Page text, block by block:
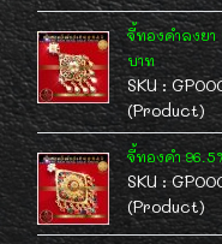
จี้ทองคำลงย
บาท
SKU :
(Product)
จี้ทองคำ
SKU :
(Product)